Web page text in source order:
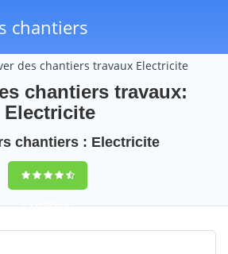
chantiers
des chantiers travaux Electricite
chantiers travaux:
Electricite
chantiers : Electricite
9,5(100%)67
votes